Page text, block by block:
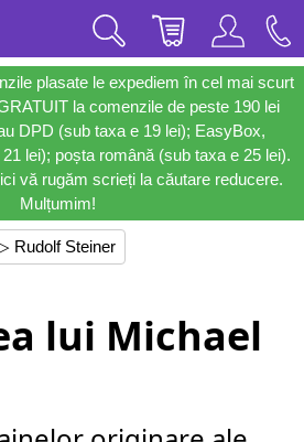
plasate le expediem în cel mai scurt
la comenzile de peste 190 lei
DPD (sub taxa e 19 lei); EasyBox,
lei); poșta română (sub taxa e 25 lei).
vă rugăm scrieți la căutare reducere.
Mulțumim!
Rudolf Steiner
lui Michael